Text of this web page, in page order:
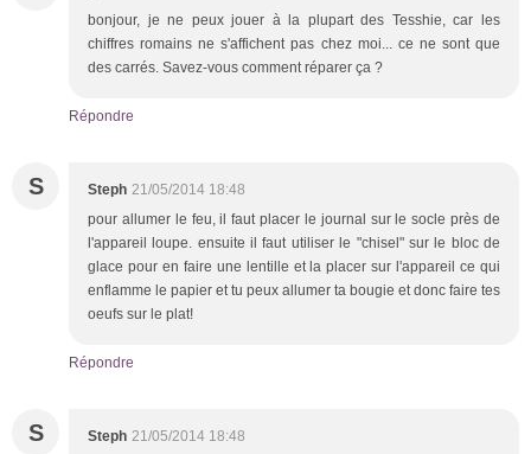
bonjour, je ne peux jouer à la plupart des Tesshie, car les
chiffres romains ne s'affichent pas chez moi... ce ne sont que
des carrés. Savez-vous comment réparer ça ?
Répondre
S Steph 21/05/2014 18:48
pour allumer le feu, il faut placer le journal sur le socle près de
l'appareil loupe. ensuite il faut utiliser le "chisel" sur le bloc de
glace pour en faire une lentille et la placer sur l'appareil ce qui
enflamme le papier et tu peux allumer ta bougie et donc faire tes
oeufs sur le plat!
Répondre
S Steph 21/05/2014 18:48